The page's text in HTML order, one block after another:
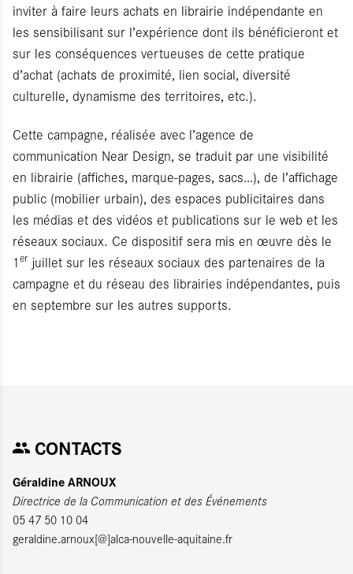
inviter à faire leurs achats en librairie indépendante en
les sensibilisant sur l’expérience dont ils bénéficieront et
sur les conséquences vertueuses de cette pratique
d’achat (achats de proximité, lien social, diversité
culturelle, dynamisme des territoires, etc.).
Cette campagne, réalisée avec l’agence de
communication Near Design, se traduit par une visibilité
en librairie (affiches, marque-pages, sacs…), de l’affichage
public (mobilier urbain), des espaces publicitaires dans
les médias et des vidéos et publications sur le web et les
réseaux sociaux. Ce dispositif sera mis en œuvre dès le
1erjuillet sur les réseaux sociaux des partenaires de la
campagne et du réseau des librairies indépendantes, puis
en septembre sur les autres supports.
CONTACTS
Géraldine ARNOUX
Directrice de la Communication et des Événements
05 47 50 10 04
geraldine.arnoux[@]alca-nouvelle-aquitaine.fr